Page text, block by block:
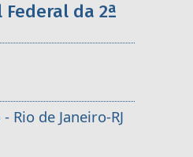
da 2ª
Rio de Janeiro-RJ